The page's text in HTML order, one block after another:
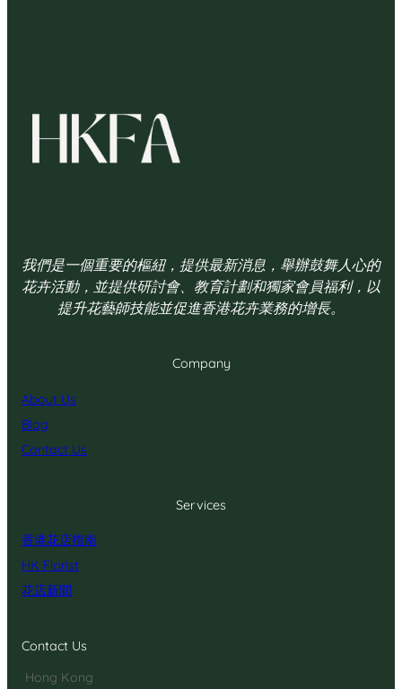
我們是一個重要的樞紐，提供最新消息，舉辦鼓舞人心的
花卉活動，並提供研討會、教育計劃和獨家會員福利，以
提升花藝師技能並促進香港花卉業務的增長。
Company
About Us
Blog
Contact Us
Services
香港花店指南
HK Florist
花店新聞
Contact Us
Hong Kong